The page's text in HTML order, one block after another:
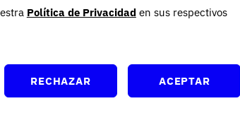
o riesgo
los primeros
6 años que presentan
Política de Privacidad en sus respectivos
RECHAZAR ACEPTAR